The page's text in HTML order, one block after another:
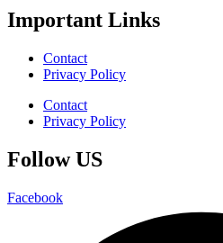
Important Links
Contact
Privacy Policy
Contact
Privacy Policy
Follow US
Facebook